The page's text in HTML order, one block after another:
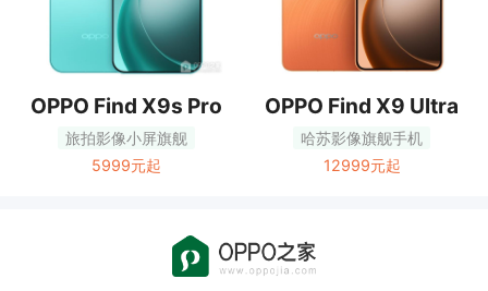
OPPO Find X9s Pro
旅拍影像小屏旗舰
5999元起
OPPO Find X9 Ultra
哈苏影像旗舰手机
12999元起